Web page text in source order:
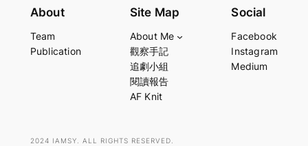
e
r
About
Team
Publication
Site Map
About Me
觀察手記
追劇小組
閱讀報告
AF Knit
Social
Facebook
Instagram
Medium
2024 IAMSY. ALL RIGHTS RESERVED.